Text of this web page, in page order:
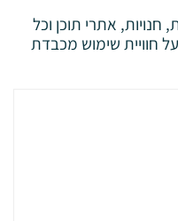
אתרי תוכן וכל
חוויית שימוש מכבדת